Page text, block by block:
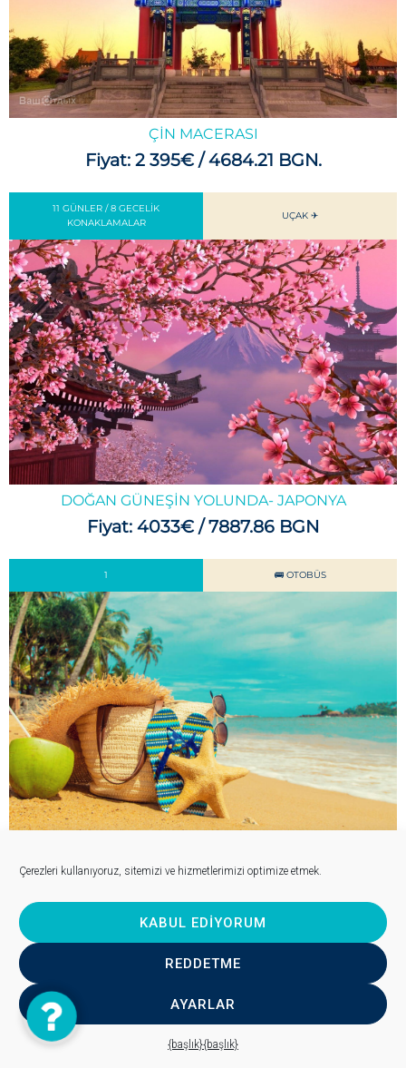
Çerezleri kullanıyoruz, sitemizi ve hizmetlerimizi optimize etmek.
KABUL EDIYORUM
REDDETME
AYARLAR
{başlık}{başlık}
ÇIN MACERASI
Fiyat: 2 395€ / 4684.21 BGN.
11 GÜNLER / 8 GECELIK
KONAKLAMALAR
UÇAK ✈
DOĞAN GÜNEŞİN YOLUNDA- JAPONYA
Fiyat: 4033€ / 7887.86 BGN
1 🚌 OTOBÜS
Fiyat: 33.23 / 65 BGN.
Contact
Us